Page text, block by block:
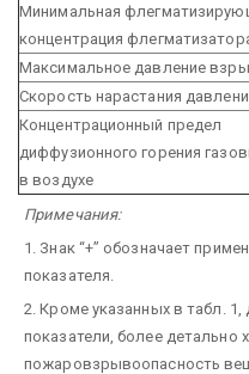
Минимальная
концентрация
Максимальное давление
Скорость нарастания
Концентрационный предел
диффузионного горения
в воздухе
Примечания:
1. Знак “+” обозначает
показателя.
2. Кроме указанных в табл. 1,
показатели, более детально
пожаровзрывоопасность